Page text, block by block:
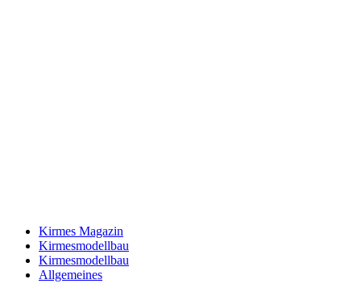
Kirmes Magazin
Kirmesmodellbau
Kirmesmodellbau
Allgemeines